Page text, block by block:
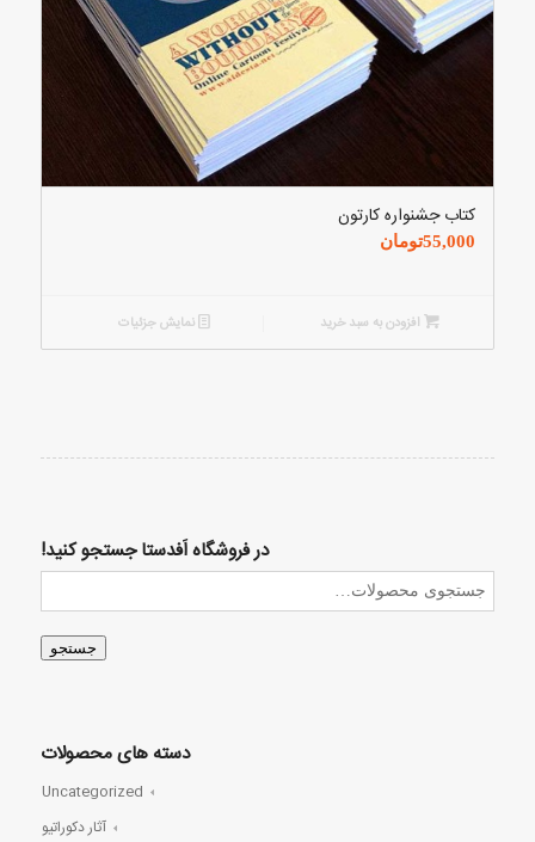
کتاب جشنواره کارتون
55,000تومان
افزودن به سبد خرید نمایش جزئیات
در فروشگاه اَفدستا جستجو کنید!
جستجو
دسته های محصولات
Uncategorized
آثار دکوراتیو